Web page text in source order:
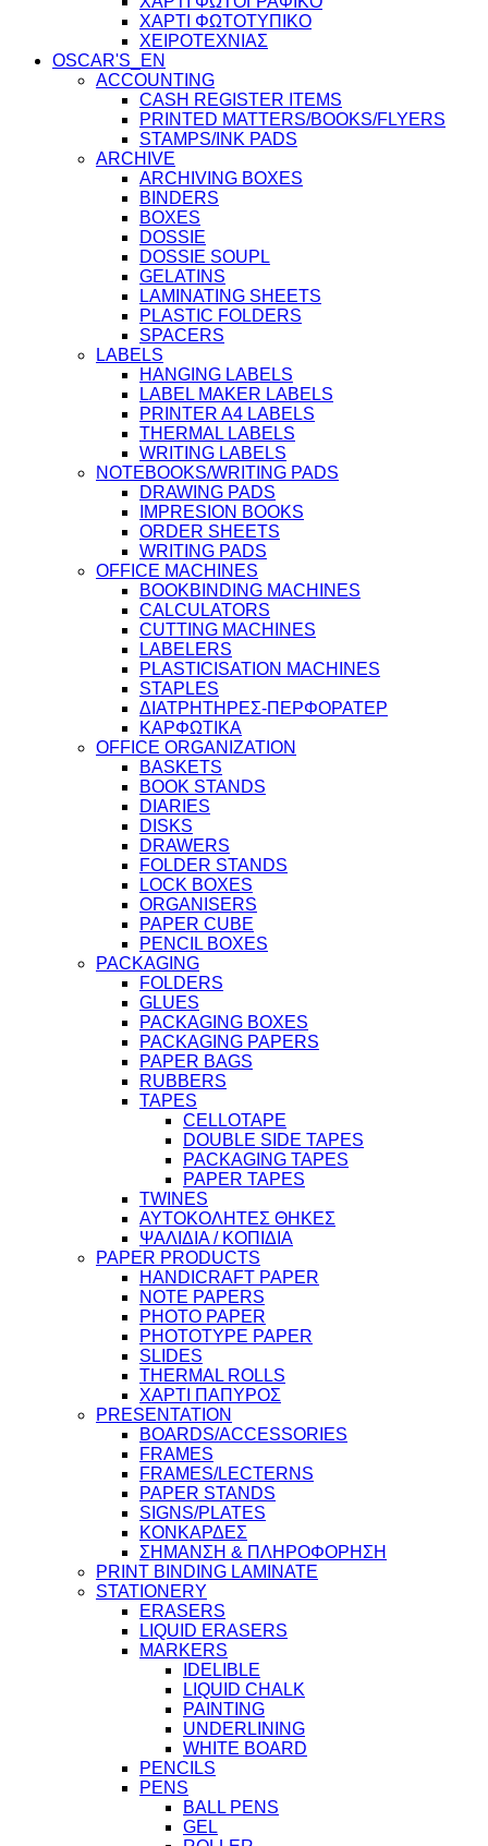
ΧΑΡΤΙ ΦΩΤΟΤΥΠΙΚΟ
ΧΕΙΡΟΤΕΧΝΙΑΣ
OSCAR'S_EN
ACCOUNTING
CASH REGISTER ITEMS
PRINTED MATTERS/BOOKS/FLYERS
STAMPS/INK PADS
ARCHIVE
ARCHIVING BOXES
BINDERS
BOXES
DOSSIE
DOSSIE SOUPL
GELATINS
LAMINATING SHEETS
PLASTIC FOLDERS
SPACERS
LABELS
HANGING LABELS
LABEL MAKER LABELS
PRINTER A4 LABELS
THERMAL LABELS
WRITING LABELS
NOTEBOOKS/WRITING PADS
DRAWING PADS
IMPRESION BOOKS
ORDER SHEETS
WRITING PADS
OFFICE MACHINES
BOOKBINDING MACHINES
CALCULATORS
CUTTING MACHINES
LABELERS
PLASTICISATION MACHINES
STAPLES
ΔΙΑΤΡΗΤΗΡΕΣ-ΠΕΡΦΟΡΑΤΕΡ
ΚΑΡΦΩΤΙΚΑ
OFFICE ORGANIZATION
BASKETS
BOOK STANDS
DIARIES
DISKS
DRAWERS
FOLDER STANDS
LOCK BOXES
ORGANISERS
PAPER CUBE
PENCIL BOXES
PACKAGING
FOLDERS
GLUES
PACKAGING BOXES
PACKAGING PAPERS
PAPER BAGS
RUBBERS
TAPES
CELLOTAPE
DOUBLE SIDE TAPES
PACKAGING TAPES
PAPER TAPES
TWINES
ΑΥΤΟΚΟΛΗΤΕΣ ΘΗΚΕΣ
ΨΑΛΙΔΙΑ / ΚΟΠΙΔΙΑ
PAPER PRODUCTS
HANDICRAFT PAPER
NOTE PAPERS
PHOTO PAPER
PHOTOTYPE PAPER
SLIDES
THERMAL ROLLS
ΧΑΡΤΙ ΠΑΠΥΡΟΣ
PRESENTATION
BOARDS/ACCESSORIES
FRAMES
FRAMES/LECTERNS
PAPER STANDS
SIGNS/PLATES
ΚΟΝΚΑΡΔΕΣ
ΣΗΜΑΝΣΗ & ΠΛΗΡΟΦΟΡΗΣΗ
PRINT BINDING LAMINATE
STATIONERY
ERASERS
LIQUID ERASERS
MARKERS
IDELIBLE
LIQUID CHALK
PAINTING
UNDERLINING
WHITE BOARD
PENCILS
PENS
BALL PENS
GEL